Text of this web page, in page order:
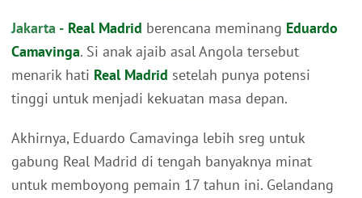
Jakarta - Real Madrid berencana meminang Eduardo
Camavinga. Si anak ajaib asal Angola tersebut
menarik hati Real Madrid setelah punya potensi
tinggi untuk menjadi kekuatan masa depan.
Akhirnya, Eduardo Camavinga lebih sreg untuk
gabung Real Madrid di tengah banyaknya minat
untuk memboyong pemain 17 tahun ini. Gelandang